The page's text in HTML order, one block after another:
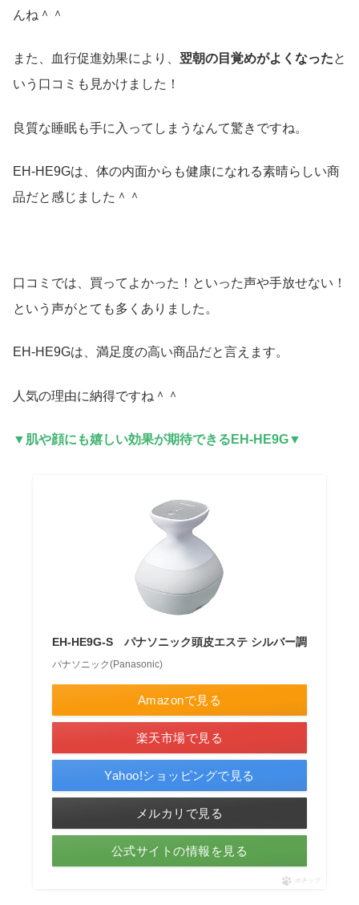
んね＾＾
また、血行促進効果により、 翌朝の目覚めがよくなったと
いう口コミも見かけました！
良質な睡眠も手に入ってしまうなんて驚きですね。
EH-HE9Gは、体の内面からも健康になれる素晴らしい商
品だと感じました＾＾
口コミでは、買ってよかった！といった声や手放せない！
という声がとても多くありました。
EH-HE9Gは、満足度の高い商品だと言えます。
人気の理由に納得ですね＾＾
▼肌や顔にも嬉しい効果が期待できるEH-HE9G▼
EH-HE9G-S パナソニック頭皮エステ シルバー調
パナソニック(Panasonic)
Amazonで見る
楽天市場で見る
Yahoo!ショッピングで見る
メルカリで見る
公式サイトの情報を見る
ポチップ